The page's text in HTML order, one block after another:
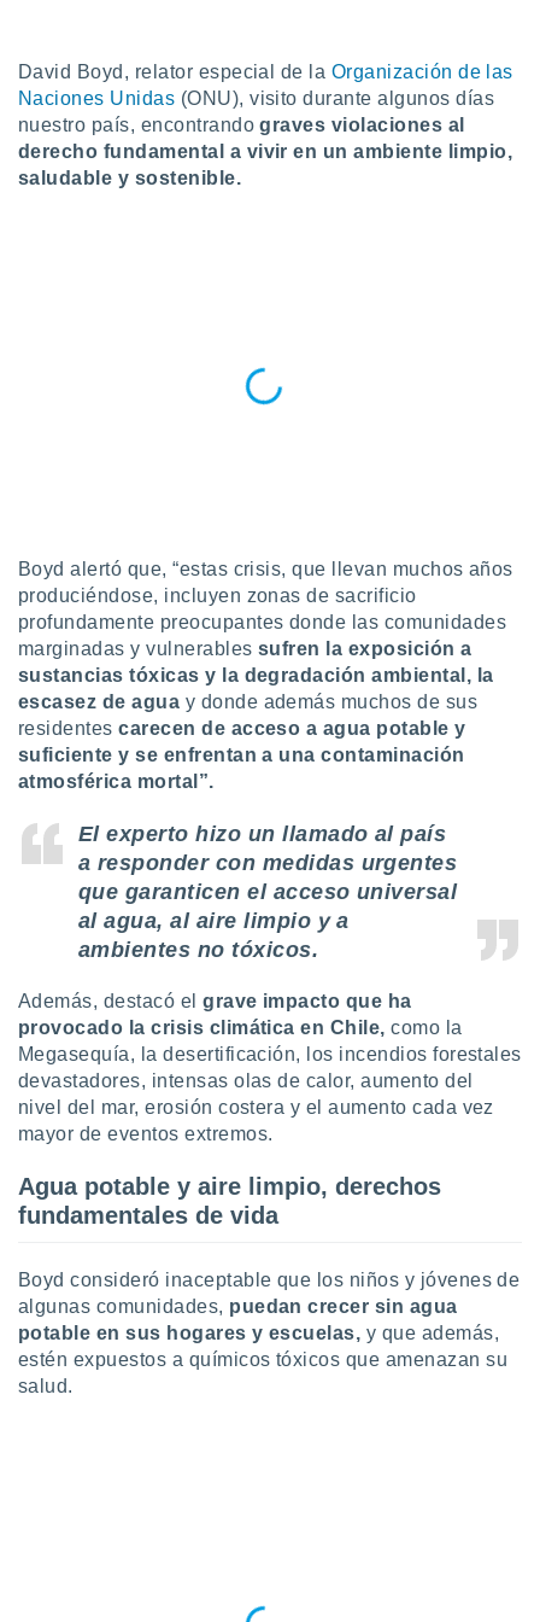
más
nuestra
y
sitio
En
sean
el sitio
se
ni para
o
acceder a
web a
abono
únicos
similares
como
este sitio
David Boyd, relator especial de la Organización de las
Naciones Unidas (ONU), visito durante algunos días
nuestro país, encontrandograves violaciones al
derecho fundamental a vivir en un ambiente limpio,
saludable y sostenible.
Boyd alertó que, “estas crisis, que llevan muchos años
produciéndose, incluyen zonas de sacrificio
profundamente preocupantes donde las comunidades
marginadas y vulnerables sufren la exposición a
sustancias tóxicas y la degradación ambiental, la
escasez de agua y donde además muchos de sus
residentes carecen de acceso a agua potable y
suficiente y se enfrentan a una contaminación
atmosférica mortal”.
El experto hizo un llamado al país
a responder con medidas urgentes
que garanticen el acceso universal
al agua, al aire limpio y a
ambientes no tóxicos.
Además, destacó elgrave impacto que ha
provocado la crisis climática en Chile, como la
Megasequía, la desertificación, los incendios forestales
devastadores, intensas olas de calor, aumento del
nivel del mar, erosión costera y el aumento cada vez
mayor de eventos extremos.
Agua potable y aire limpio, derechos
fundamentales de vida
Boyd consideró inaceptable que los niños y jóvenes de
algunas comunidades, puedan crecer sin agua
potable en sus hogares y escuelas, y que además,
estén expuestos a químicos tóxicos que amenazan su
salud.